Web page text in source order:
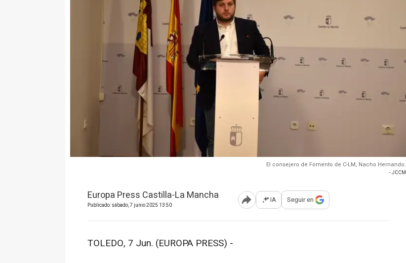
El consejero de Fomento de C-LM, Nacho Hernando.
- JCCM
Europa Press Castilla-La Mancha
Publicado: sábado, 7 junio 2025 13:50 Abrir opciones para compartir
IA Seguir en
TOLEDO, 7 Jun. (EUROPA PRESS) -